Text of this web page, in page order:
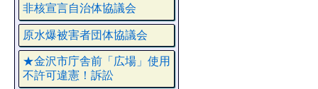
非核宣言自治体協議会
原水爆被害者団体協議会
★金沢市庁舎前「広場」使用
不許可違憲！訴訟